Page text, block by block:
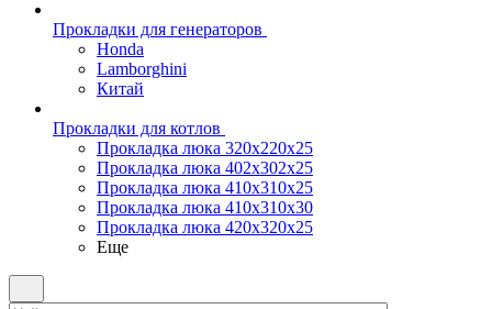
Прокладки для генераторов
Honda
Lamborghini
Китай
Прокладки для котлов
Прокладка люка 320x220x25
Прокладка люка 402x302x25
Прокладка люка 410x310x25
Прокладка люка 410х310х30
Прокладка люка 420x320x25
Еще